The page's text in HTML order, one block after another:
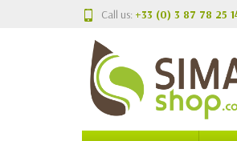
Call us: +33 (0) 3 87 78 25